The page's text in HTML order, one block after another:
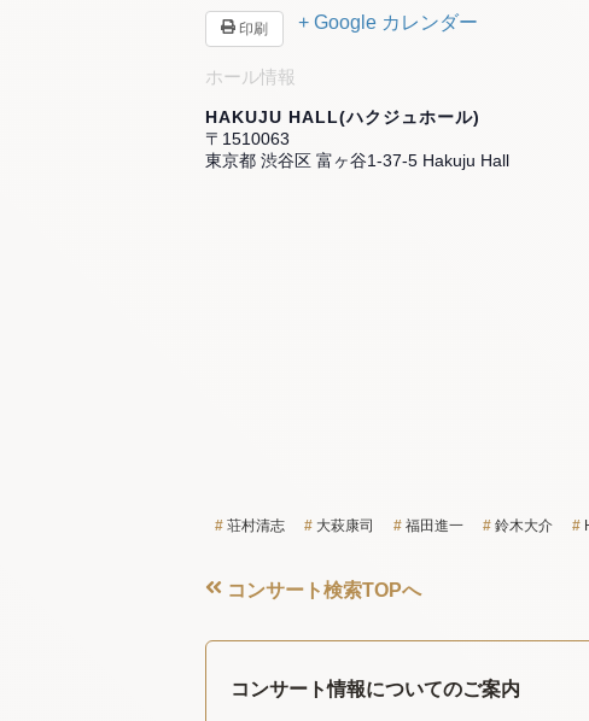
印刷 + Google カレンダー
ホール情報
HAKUJU HALL(ハクジュホール)
〒1510063
東京都 渋谷区 富ヶ谷1-37-5 Hakuju Hall
荘村清志 大萩康司 福田進一 鈴木大介
コンサート検索TOPへ
コンサート情報についてのご案内